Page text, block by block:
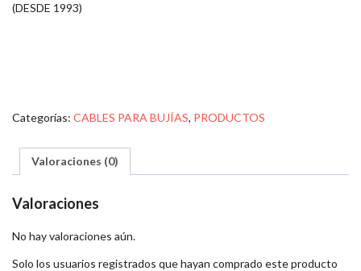
(DESDE 1993)
Categorías: CABLES PARA BUJÍAS, PRODUCTOS
Valoraciones (0)
Valoraciones
No hay valoraciones aún.
Solo los usuarios registrados que hayan comprado este producto